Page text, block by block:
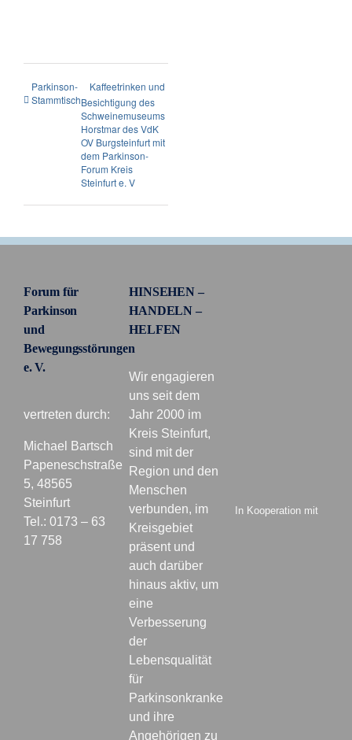
Parkinson-
Stammtisch
Kaffeetrinken und
Besichtigung des
Schweinemuseums
Horstmar des VdK
OV Burgsteinfurt mit
dem Parkinson-
Forum Kreis
Steinfurt e. V
Forum für
Parkinson
und
Bewegungsstörungen
e. V.
vertreten durch:
Michael Bartsch
Papeneschstraße
5, 48565
Steinfurt
Tel.: 0173 – 63
17 758
HINSEHEN –
HANDELN –
HELFEN
Wir engagieren
uns seit dem
Jahr 2000 im
Kreis Steinfurt,
sind mit der
Region und den
Menschen
verbunden, im
Kreisgebiet
präsent und
auch darüber
hinaus aktiv, um
eine
Verbesserung
der
Lebensqualität
für
Parkinsonkranke
und ihre
Angehörigen zu
In Kooperation mit